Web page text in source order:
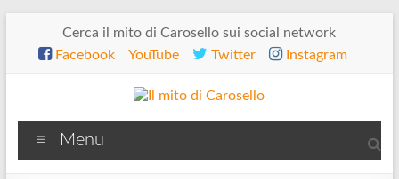
contenuto
Cerca il mito di Carosello sui social network
Facebook
YouTube Twitter Instagram
Il
mito
Menu